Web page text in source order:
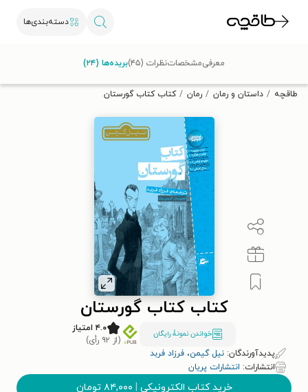
دسته‌بندی‌ها
تخفیف از طاقچه دریافت کن.
طاقچه داستان و رمان رمان کتاب کتاب گورستان
کتاب کتاب گورستان
خواندن نمونۀ رایگان
۴.۰ امتیاز
(از ۹۲ رأی)
پدیدآورندگان: نیل گیمن، فرزاد فربد
انتشارات: انتشارات پریان
خرید کتاب الکترونیکی | ۸۴,۰۰۰ تومان
معرفیمشخصاتنظرات (۴۵) بریده‌ها (۲۴)